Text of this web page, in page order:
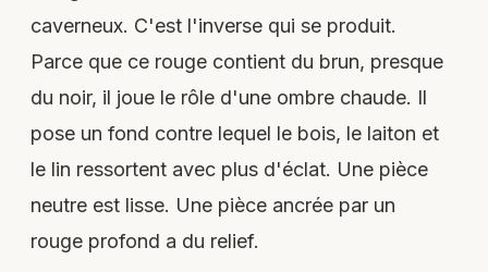
caverneux. C'est l'inverse qui se produit.
Parce que ce rouge contient du brun, presque
du noir, il joue le rôle d'une ombre chaude. Il
pose un fond contre lequel le bois, le laiton et
le lin ressortent avec plus d'éclat. Une pièce
neutre est lisse. Une pièce ancrée par un
rouge profond a du relief.